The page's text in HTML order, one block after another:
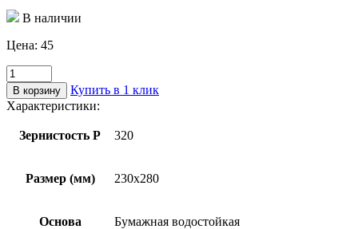
В наличии
Цена: 45
Количество
товара
Лист
шлифовальный
СТ20СW
Р320
ОСТ
2И70-
В корзину
Купить в 1 клик
Характеристики:
Зернистость Р 320
Размер (мм) 230х280
Основа Бумажная водостойкая